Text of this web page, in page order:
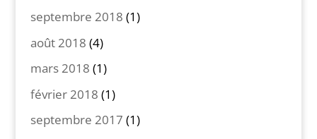
septembre 2018 (1)
août 2018 (4)
mars 2018 (1)
février 2018 (1)
septembre 2017 (1)